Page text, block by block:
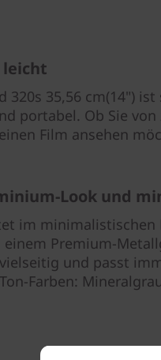
leicht
320s 35,56 cm(14")
portabel. Ob Sie
Film ansehen
Look und
im
einem Premium-
und passt
Farben: